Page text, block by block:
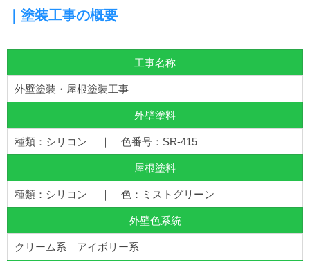
｜塗装工事の概要
工事名称
外壁塗装・屋根塗装工事
外壁塗料
種類：シリコン ｜ 色番号：SR-415
屋根塗料
種類：シリコン ｜ 色：ミストグリーン
外壁色系統
クリーム系 アイボリー系